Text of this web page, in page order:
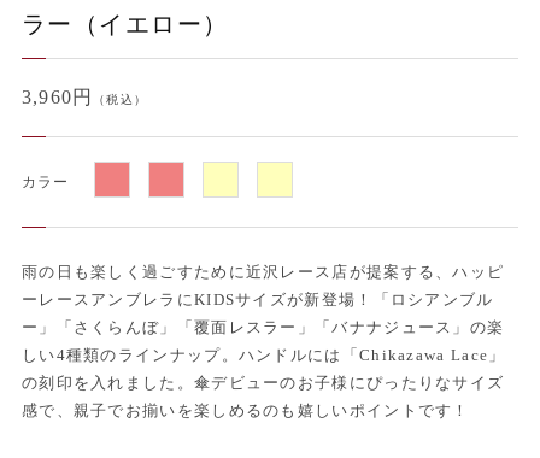
ラー（イエロー）
3,960円 （税込）
カラー
雨の日も楽しく過ごすために近沢レース店が提案する、ハッピ
ーレースアンブレラにKIDSサイズが新登場！「ロシアンブル
ー」「さくらんぼ」「覆面レスラー」「バナナジュース」の楽
しい4種類のラインナップ。ハンドルには「Chikazawa Lace」
の刻印を入れました。傘デビューのお子様にぴったりなサイズ
感で、親子でお揃いを楽しめるのも嬉しいポイントです！